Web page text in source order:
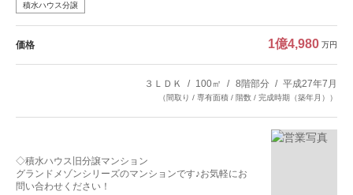
積水ハウス分譲
価格 1億4,980 万円
３ＬＤＫ 100㎡ 8階部分 平成27年7月
（間取り / 専有面積 / 階数 / 完成時期（築年月））
◇積水ハウス旧分譲マンション
グランドメゾンシリーズのマンションです♪お気軽にお
問い合わせください！